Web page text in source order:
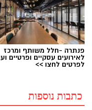
פנתרה -חלל משותף ומרכז
לאירועים עסקיים ופרטיים
לפרטים לחצו >>
כתבות נוספות